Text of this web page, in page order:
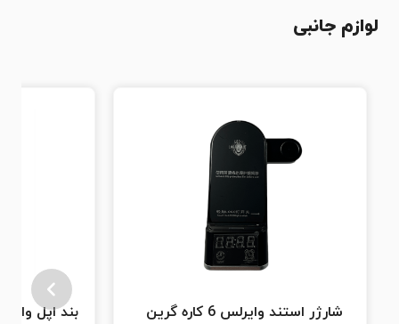
لوازم جانبی
شارژر استند وایرلس 6 کاره گرین